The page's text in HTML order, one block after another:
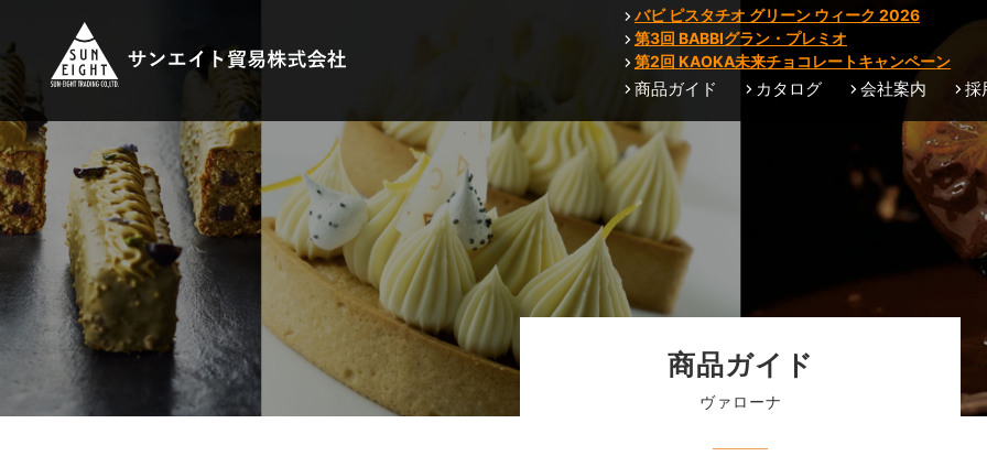
バビ ピスタチオ グリーン ウィーク 2026
第3回 BABBIグラン・プレミオ
第2回 KAOKA未来チョコレートキャンペーン
商品ガイド カタログ 会社案内 採
商品ガイド
ヴァローナ